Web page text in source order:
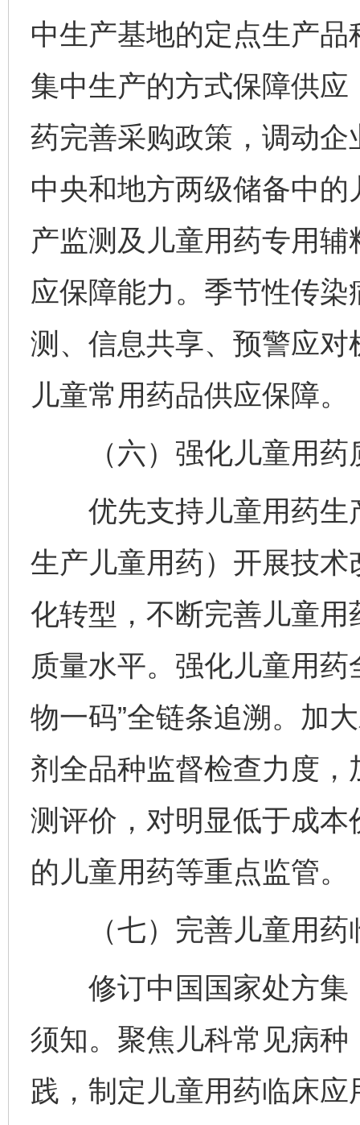
中生产基地的定点生产
集中生产的方式保障供
药完善采购政策，调动
中央和地方两级储备中
产监测及儿童用药专用
应保障能力。季节性传
测、信息共享、预警应
儿童常用药品供应保障。
（六）强化儿童用药
优先支持儿童用药生
生产儿童用药）开展技
化转型，不断完善儿童
质量水平。强化儿童用
物一码”全链条追溯。加
剂全品种监督检查力度
测评价，对明显低于成
的儿童用药等重点监管。
（七）完善儿童用药
修订中国国家处方集
须知。聚焦儿科常见病
践，制定儿童用药临床